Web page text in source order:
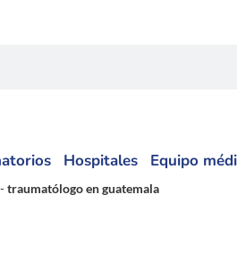
Hospitales Equipo
traumatólogo en guatemala